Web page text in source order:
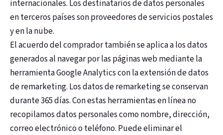
internacionales. Los destinatarios de datos personales
en terceros países son proveedores de servicios postales
y en la nube.
El acuerdo del comprador también se aplica a los datos
generados al navegar por las páginas web mediante la
herramienta Google Analytics con la extensión de datos
de remarketing. Los datos de remarketing se conservan
durante 365 días. Con estas herramientas en línea no
recopilamos datos personales como nombre, dirección,
correo electrónico o teléfono. Puede eliminar el